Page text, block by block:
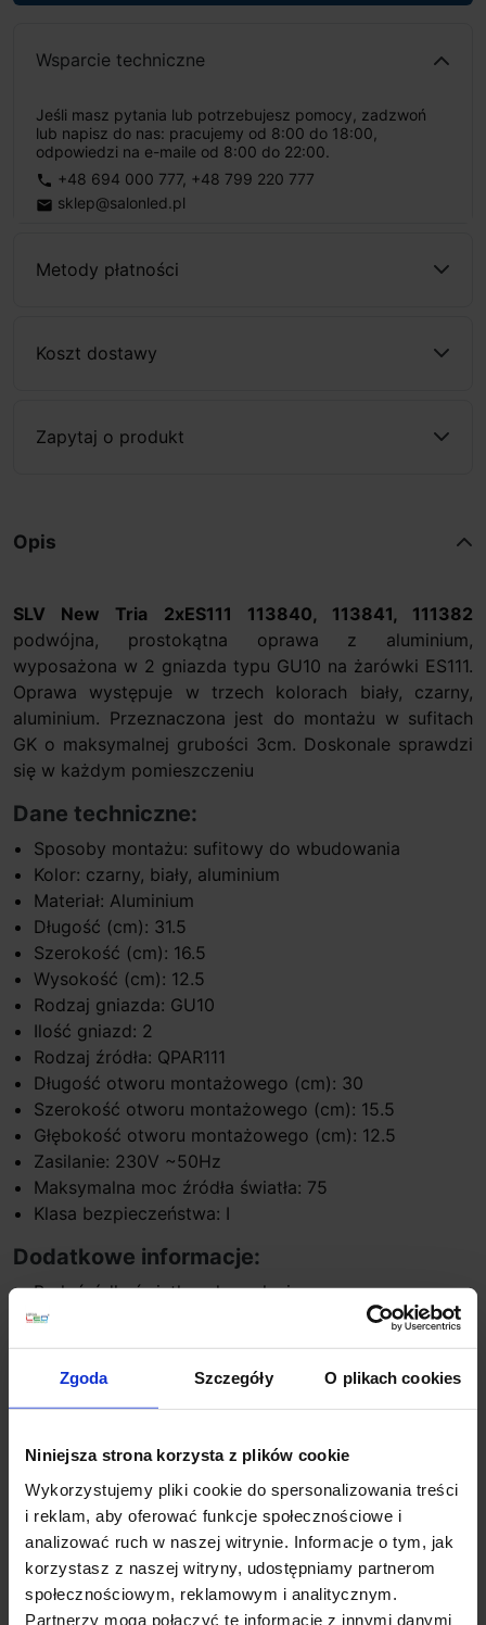
Zgoda Szczegóły O plikach cookies
Niniejsza strona korzysta z plików cookie
Wykorzystujemy pliki cookie do spersonalizowania treści
i reklam, aby oferować funkcje społecznościowe i
analizować ruch w naszej witrynie. Informacje o tym, jak
korzystasz z naszej witryny, udostępniamy partnerom
społecznościowym, reklamowym i analitycznym.
Partnerzy mogą połączyć te informacje z innymi danymi
Wsparcie techniczne
Jeśli masz pytania lub potrzebujesz pomocy, zadzwoń
lub napisz do nas: pracujemy od 8:00 do 18:00,
odpowiedzi na e-maile od 8:00 do 22:00.
phone +48 694 000 777, +48 799 220 777
email sklep@salonled.pl
Metody płatności
Koszt dostawy
Zapytaj o produkt
Opis
SLV New Tria 2xES111 113840, 113841, 111382
podwójna, prostokątna oprawa z aluminium,
wyposażona w 2 gniazda typu GU10 na żarówki ES111.
Oprawa występuje w trzech kolorach biały, czarny,
aluminium. Przeznaczona jest do montażu w sufitach
GK o maksymalnej grubości 3cm. Doskonale sprawdzi
się w każdym pomieszczeniu
Dane techniczne:
Sposoby montażu: sufitowy do wbudowania
Kolor: czarny, biały, aluminium
Materiał: Aluminium
Długość (cm): 31.5
Szerokość (cm): 16.5
Wysokość (cm): 12.5
Rodzaj gniazda: GU10
Ilość gniazd: 2
Rodzaj źródła: QPAR111
Długość otworu montażowego (cm): 30
Szerokość otworu montażowego (cm): 15.5
Głębokość otworu montażowego (cm): 12.5
Zasilanie: 230V ~50Hz
Maksymalna moc źródła światła: 75
Klasa bezpieczeństwa: I
Dodatkowe informacje:
Brak źródła światła w komplecie
Możliwość dokupienia żarówek w naszym sklepie
Oprawy nie wymagają transformatora
Szczegóły produktu
Zobacz także
Wyprzedaż! Promocja Promocja